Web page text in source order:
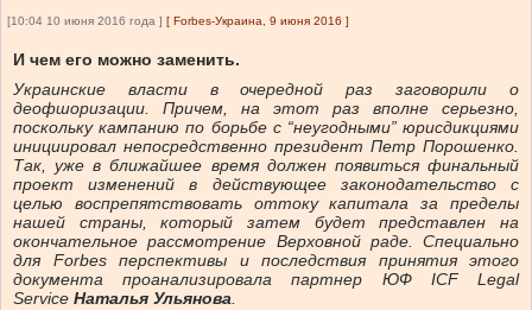
[10:04 10 июня 2016 года ] [ Forbes-Украина, 9 июня 2016 ]
И чем его можно заменить.
Украинские власти в очередной раз заговорили о
деофшоризации. Причем, на этот раз вполне серьезно,
поскольку кампанию по борьбе с “неугодными” юрисдикциями
инициировал непосредственно президент Петр Порошенко.
Так, уже в ближайшее время должен появиться финальный
проект изменений в действующее законодательство с
целью воспрепятствовать оттоку капитала за пределы
нашей страны, который затем будет представлен на
окончательное рассмотрение Верховной раде. Специально
для Forbes перспективы и последствия принятия этого
документа проанализировала партнер ЮФ ICF Legal
Service Наталья Ульянова.